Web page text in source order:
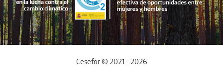
Cesefor © 2021 - 2026